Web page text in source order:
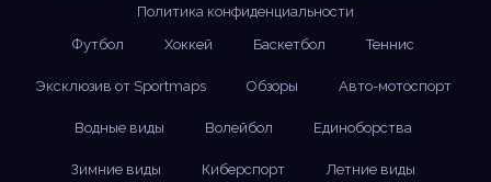
Политика конфиденциальности
Футбол
Хоккей Баскетбол Теннис
Эксклюзив от Sportmaps Обзоры Авто-мотоспорт
Водные виды Волейбол Единоборства
Зимние виды Киберспорт Летние виды